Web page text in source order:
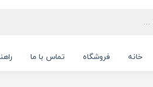
خانه فروشگاه تماس با ما